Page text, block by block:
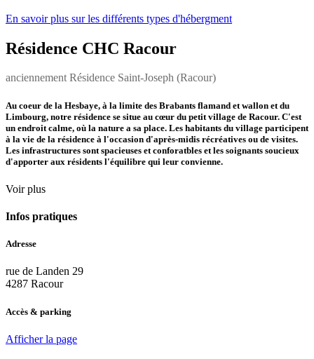
En savoir plus sur les différents types d'hébergment
Résidence CHC Racour
anciennement Résidence Saint-Joseph (Racour)
Au coeur de la Hesbaye, à la limite des Brabants flamand et wallon et du
Limbourg, notre résidence se situe au cœur du petit village de Racour. C'est
un endroit calme, où la nature a sa place. Les habitants du village participent
à la vie de la résidence à l'occasion d'après-midis récréatives ou de visites.
Les infrastructures sont spacieuses et conforatbles et les soignants soucieux
d'apporter aux résidents l'équilibre qui leur convienne.
Voir plus
Infos pratiques
Adresse
rue de Landen 29
4287 Racour
Accès & parking
Afficher la page